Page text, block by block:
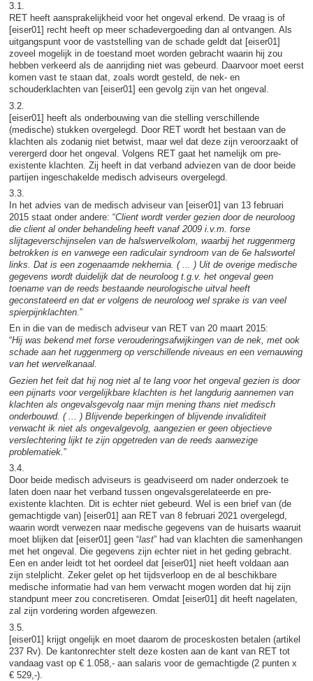
3.1.
RET heeft aansprakelijkheid voor het ongeval erkend. De vraag is of
[eiser01] recht heeft op meer schadevergoeding dan al ontvangen. Als
uitgangspunt voor de vaststelling van de schade geldt dat [eiser01]
zoveel mogelijk in de toestand moet worden gebracht waarin hij zou
hebben verkeerd als de aanrijding niet was gebeurd. Daarvoor moet eerst
komen vast te staan dat, zoals wordt gesteld, de nek- en
schouderklachten van [eiser01] een gevolg zijn van het ongeval.
3.2.
[eiser01] heeft als onderbouwing van die stelling verschillende
(medische) stukken overgelegd. Door RET wordt het bestaan van de
klachten als zodanig niet betwist, maar wel dat deze zijn veroorzaakt of
verergerd door het ongeval. Volgens RET gaat het namelijk om pre-
existente klachten. Zij heeft in dat verband adviezen van de door beide
partijen ingeschakelde medisch adviseurs overgelegd.
3.3.
In het advies van de medisch adviseur van [eiser01] van 13 februari
2015 staat onder andere: “Client wordt verder gezien door de neuroloog
die client al onder behandeling heeft vanaf 2009 i.v.m. forse
slijtageverschijnselen van de halswervelkolom, waarbij het ruggenmerg
betrokken is en vanwege een radiculair syndroom van de 6e halswortel
links. Dat is een zogenaamde nekhernia. ( ... ) Uit de overige medische
gegevens wordt duidelijk dat de neuroloog t.g.v. het ongeval geen
toename van de reeds bestaande neurologische uitval heeft
geconstateerd en dat er volgens de neuroloog wel sprake is van veel
spierpijnklachten. ”
En in die van de medisch adviseur van RET van 20 maart 2015:
“Hij was bekend met forse verouderingsafwijkingen van de nek, met ook
schade aan het ruggenmerg op verschillende niveaus en een vernauwing
van het wervelkanaal.
Gezien het feit dat hij nog niet al te lang voor het ongeval gezien is door
een pijnarts voor vergelijkbare klachten is het langdurig aannemen van
klachten als ongevalsgevolg naar mijn mening thans niet medisch
onderbouwd. ( ... ) Blijvende beperkingen of blijvende invaliditeit
verwacht ik niet als ongevalgevolg, aangezien er geen objectieve
verslechtering lijkt te zijn opgetreden van de reeds aanwezige
problematiek. ”
3.4.
Door beide medisch adviseurs is geadviseerd om nader onderzoek te
laten doen naar het verband tussen ongevalsgerelateerde en pre-
existente klachten. Dit is echter niet gebeurd. Wel is een brief van (de
gemachtigde van) [eiser01] aan RET van 8 februari 2021 overgelegd,
waarin wordt verwezen naar medische gegevens van de huisarts waaruit
moet blijken dat [eiser01] geen “last” had van klachten die samenhangen
met het ongeval. Die gegevens zijn echter niet in het geding gebracht.
Een en ander leidt tot het oordeel dat [eiser01] niet heeft voldaan aan
zijn stelplicht. Zeker gelet op het tijdsverloop en de al beschikbare
medische informatie had van hem verwacht mogen worden dat hij zijn
standpunt meer zou concretiseren. Omdat [eiser01] dit heeft nagelaten,
zal zijn vordering worden afgewezen.
3.5.
[eiser01] krijgt ongelijk en moet daarom de proceskosten betalen (artikel
237 Rv). De kantonrechter stelt deze kosten aan de kant van RET tot
vandaag vast op € 1.058,- aan salaris voor de gemachtigde (2 punten x
€ 529,-).